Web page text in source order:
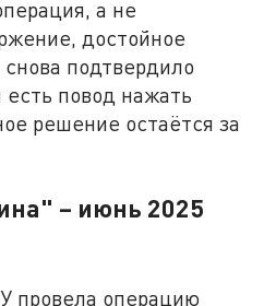
а не
достойное
подтвердило
повод нажать
решение остаётся за
– июнь 2025
провела операцию